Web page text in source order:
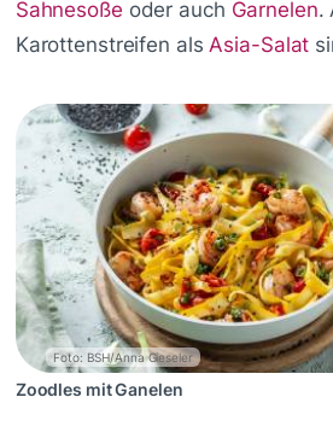
Sahnesoße oder auch Garnelen.
Karottenstreifen alsAsia-Salat
Foto: BSH/Anna Gieseler
Zoodles mit Ganelen